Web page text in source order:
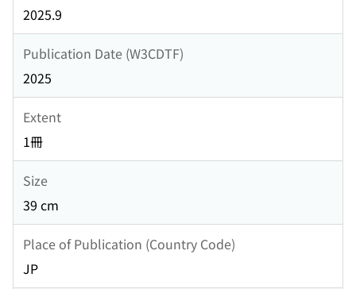
2025.9
Publication Date (W3CDTF)
2025
Extent
1冊
Size
39 cm
Place of Publication (Country Code)
JP